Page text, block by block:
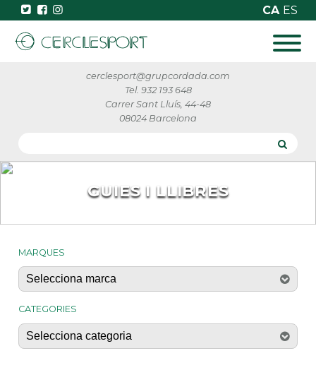
CA ES
cerclesport@grupcordada.com
Tel. 932 193 648
Carrer Sant Lluís, 44-48
08024 Barcelona
GUIES I LLIBRES
MARQUES
CATEGORIES